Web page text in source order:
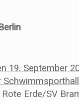
19. September
Rote Erde/SV